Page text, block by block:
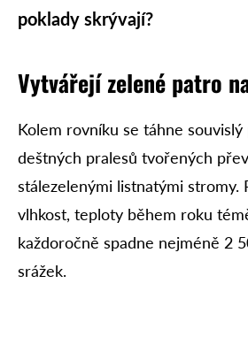
poklady skrývají?
Vytvářejí zelené patro
Kolem rovníku se táhne
deštných pralesů tvořených
stálezelenými listnatými stromy.
vlhkost, teploty během roku
každoročně spadne nejméně 2
srážek.